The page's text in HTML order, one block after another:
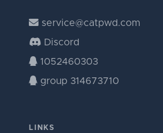
service@catpwd.com
Discord
1052460303
group 314673710
LINKS